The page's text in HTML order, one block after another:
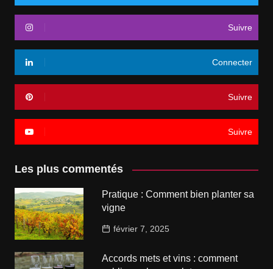
Suivre
Connecter
Suivre
Suivre
Les plus commentés
Pratique : Comment bien planter sa
vigne
février 7, 2025
Accords mets et vins : comment